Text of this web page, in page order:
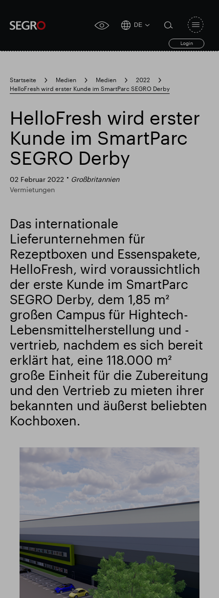
accessibility
DE
Login
search
form
Submit
search
Search
Popular search
Verantwortlich SEGRO Slough Handelsgut
Finanzielle Ergebnisse
Intelligenter Park Responsible SEGRO
toggle
Startseite Medien Medien
2022
HelloFresh wird erster Kunde im SmartParc SEGRO Derby
HelloFresh wird erster
Kunde im SmartParc
SEGRO Derby
02 Februar 2022
Großbritannien
Vermietungen
Das internationale
Lieferunternehmen für
Rezeptboxen und Essenspakete,
HelloFresh, wird voraussichtlich
der erste Kunde im SmartParc
SEGRO Derby, dem 1,85 m²
großen Campus für Hightech-
Lebensmittelherstellung und -
vertrieb, nachdem es sich bereit
erklärt hat, eine 118.000 m²
große Einheit für die Zubereitung
und den Vertrieb zu mieten ihrer
bekannten und äußerst beliebten
Kochboxen.